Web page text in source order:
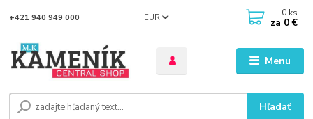
Menu
EUR
Hľadať
+421 940 949 000 0 ks
za 0 €